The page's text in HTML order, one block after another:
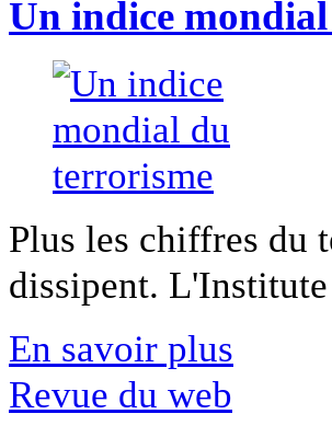
Un indice
Plus les chiffres du
dissipent.
En savoir plus
Revue du web